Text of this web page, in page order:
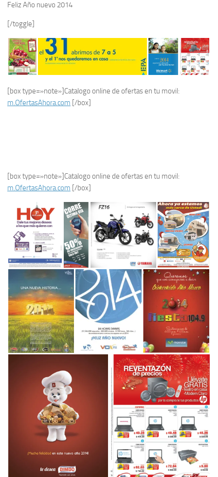
Feliz Año nuevo 2014
[/toggle]
[box type=»note»]Catalogo online de ofertas en tu movil:
m.OfertasAhora.com [/box]
[box type=»note»]Catalogo online de ofertas en tu movil:
m.OfertasAhora.com [/box]